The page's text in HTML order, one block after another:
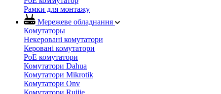
Рамки для монтажу
Мережеве обладнання
Комутаторы
Некеровані комутатори
Керовані комутатори
PoE комутатори
Комутатори Dahua
Комутатори Mikrotik
Комутатори Onv
Комутатори Ruijie